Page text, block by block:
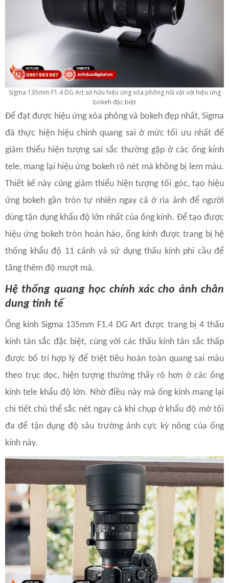
Sigma 135mm F1.4 DG Art sở hữu hiệu ứng xóa phông nổi vật với hiệu ứng
bokeh đặc biệt
Để đạt được hiệu ứng xóa phông và bokeh đẹp nhất, Sigma
đã thực hiện hiệu chỉnh quang sai ở mức tối ưu nhất để
giảm thiểu hiện tượng sai sắc thường gặp ở các ống kính
tele, mang lại hiệu ứng bokeh rõ nét mà không bị lem màu.
Thiết kế này cũng giảm thiểu hiện tượng tối góc, tạo hiệu
ứng bokeh gần tròn tự nhiên ngay cả ở rìa ảnh để người
dùng tận dụng khẩu độ lớn nhất của ống kính. Để tạo được
hiệu ứng bokeh tròn hoàn hảo, ống kính được trang bị hệ
thống khẩu độ 11 cánh và sử dụng thấu kính phi cầu để
tăng thêm độ mượt mà.
Hệ thống quang học chính xác cho ảnh chân
dung tinh tế
Ống kính Sigma 135mm F1.4 DG Art được trang bị 4 thấu
kính tán sắc đặc biệt, cùng với các thấu kính tán sắc thấp
được bố trí hợp lý để triệt tiêu hoàn toàn quang sai màu
theo trục dọc, hiện tượng thường thấy rõ hơn ở các ống
kính tele khẩu độ lớn. Nhờ điều này mà ống kính mang lại
chi tiết chủ thể sắc nét ngay cả khi chụp ở khẩu độ mở tối
đa để tận dụng độ sâu trường ảnh cực kỳ nông của ống
kính này.